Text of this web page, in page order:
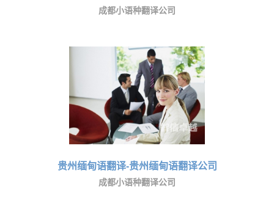
成都小语种翻译公司
贵州缅甸语翻译-贵州缅甸语翻译公司
成都小语种翻译公司